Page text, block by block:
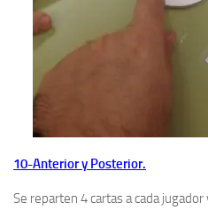
10-Anterior y Posterior.
Se reparten 4 cartas a cada